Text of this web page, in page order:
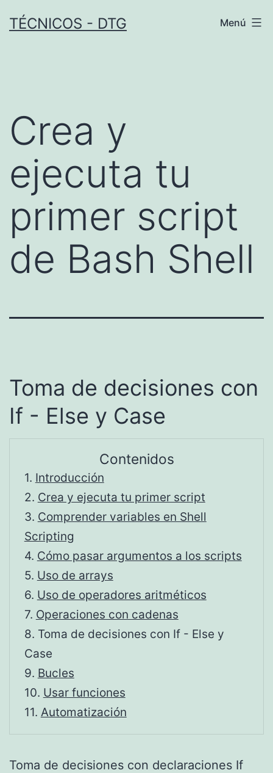
TÉCNICOS - DTG Menú
Crea y
ejecuta tu
primer script
de Bash Shell
Toma de decisiones con
If - Else y Case
Contenidos
1. Introducción
2. Crea y ejecuta tu primer script
3. Comprender variables en Shell
Scripting
4. Cómo pasar argumentos a los scripts
5. Uso de arrays
6. Uso de operadores aritméticos
7. Operaciones con cadenas
8. Toma de decisiones con If - Else y
Case
9. Bucles
10. Usar funciones
11. Automatización
Toma de decisiones con declaraciones If